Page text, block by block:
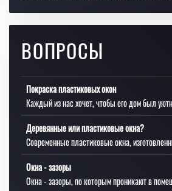
ВОПРОСЫ
Покраска пластиковых окон
Каждый из нас хочет, чтобы его дом был
Деревянные или пластиковые окна?
Современные пластиковые окна,
Окна - зазоры
Окна - зазоры, по которым проникают в